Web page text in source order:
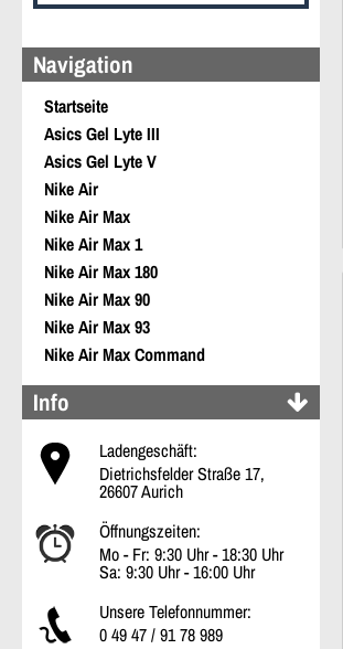
Navigation
Startseite
Asics Gel Lyte III
Asics Gel Lyte V
Nike Air
Nike Air Max
Nike Air Max 1
Nike Air Max 180
Nike Air Max 90
Nike Air Max 93
Nike Air Max Command
Info
Ladengeschäft:
Dietrichsfelder Straße 17,
26607 Aurich
Öffnungszeiten:
Mo - Fr: 9:30 Uhr - 18:30 Uhr
Sa: 9:30 Uhr - 16:00 Uhr
Unsere Telefonnummer:
0 49 47 / 91 78 989